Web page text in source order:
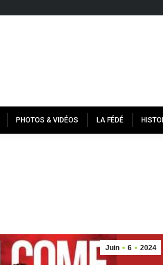
PHOTOS & VIDÉOS LA FÉDÉ
Juin 6 2024